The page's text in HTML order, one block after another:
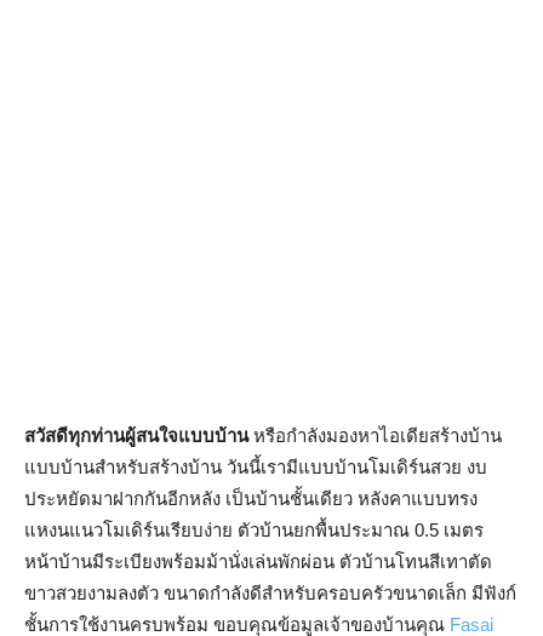
สวัสดีทุกท่านผู้สนใจแบบบ้านหรือกำลังมองหาไอเดียสร้างบ้าน
แบบบ้านสำหรับสร้างบ้าน วันนี้เรามีแบบบ้านโมเดิร์นสวย งบ
ประหยัดมาฝากกันอีกหลัง เป็นบ้านชั้นเดียว หลังคาแบบทรง
แหงนแนวโมเดิร์นเรียบง่าย ตัวบ้านยกพื้นประมาณ 0.5 เมตร
หน้าบ้านมีระเบียงพร้อมม้านั่งเล่นพักผ่อน ตัวบ้านโทนสีเทาตัด
ขาวสวยงามลงตัว ขนาดกำลังดีสำหรับครอบครัวขนาดเล็ก มีฟังก์
ชั้นการใช้งานครบพร้อม ขอบคุณข้อมูลเจ้าของบ้านคุณ Fasai